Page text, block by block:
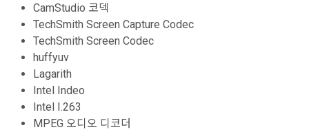
CamStudio 코덱
TechSmith Screen Capture Codec
TechSmith Screen Codec
huffyuv
Lagarith
Intel Indeo
Intel I.263
MPEG 오디오 디코더